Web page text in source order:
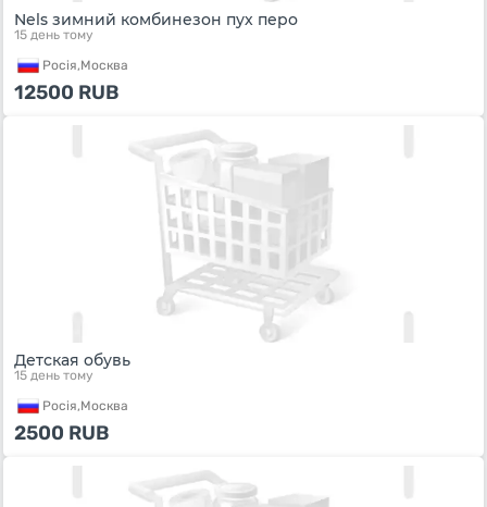
Nels зимний комбинезон пух перо
15 день тому
Росiя,Москва
12500 RUB
Детская обувь
15 день тому
Росiя,Москва
2500 RUB